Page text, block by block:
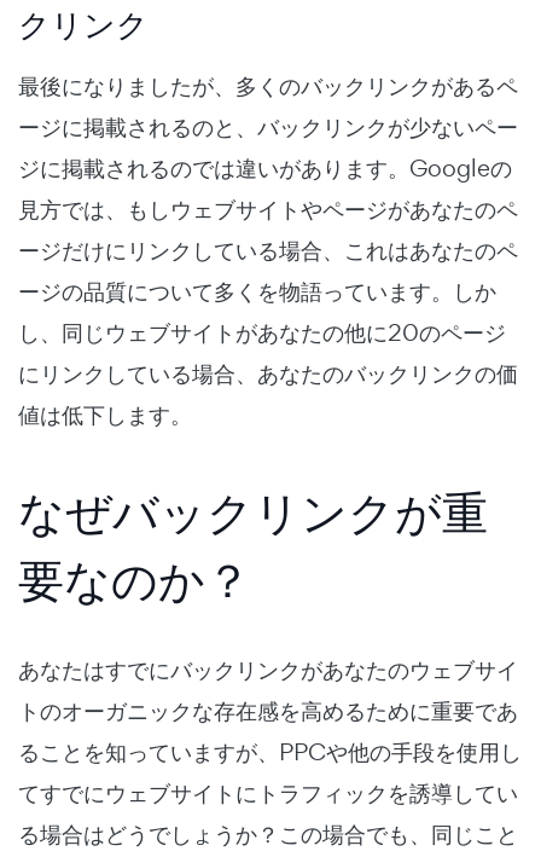
クリンク
最後になりましたが、多くのバックリンクがあるペ
ージに掲載されるのと、バックリンクが少ないペー
ジに掲載されるのでは違いがあります。Googleの
見方では、もしウェブサイトやページがあなたのペ
ージだけにリンクしている場合、これはあなたのペ
ージの品質について多くを物語っています。しか
し、同じウェブサイトがあなたの他に20のページ
にリンクしている場合、あなたのバックリンクの価
値は低下します。
なぜバックリンクが重
要なのか？
あなたはすでにバックリンクがあなたのウェブサイ
トのオーガニックな存在感を高めるために重要であ
ることを知っていますが、PPCや他の手段を使用し
てすでにウェブサイトにトラフィックを誘導してい
る場合はどうでしょうか？この場合でも、同じこと